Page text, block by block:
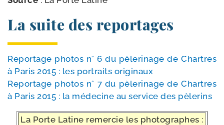
La suite des reportages
Reportage pho­tos n° 6 du pèle­ri­nage de Chartres
à Paris 2015 : les por­traits originaux
Reportage pho­tos n° 7 du pèle­ri­nage de Chartres
à Paris 2015 : la méde­cine au ser­vice des pèlerins
La Porte Latine remer­cie les photographes :